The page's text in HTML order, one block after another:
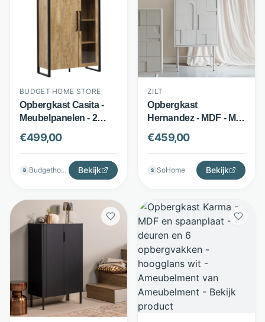
BUDGET HOME STORE
Opbergkast Casita -
Meubelpanelen - 2
deuren met vitrine -
Bruin - Budget Home
Store
€499,00
B Budgethomestore Bekijk
ZILT
Opbergkast
Hernandez - MDF - Met
metalen frame - Beige -
ZILT
€459,00
S SoHome Bekijk